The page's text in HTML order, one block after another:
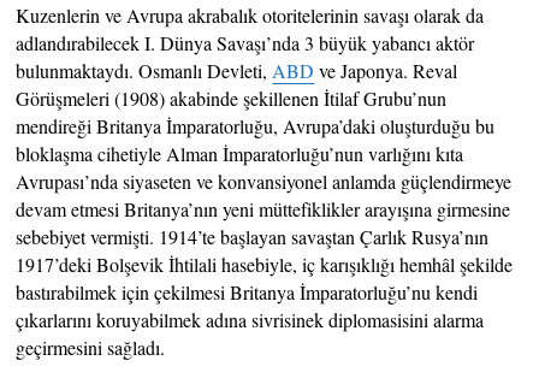
Kuzenlerin ve Avrupa akrabalık otoritelerinin savaşı olarak da
adlandırabilecek I. Dünya Savaşı’nda 3 büyük yabancı aktör
bulunmaktaydı. Osmanlı Devleti, ABD ve Japonya. Reval
Görüşmeleri (1908) akabinde şekillenen İtilaf Grubu’nun
mendireği Britanya İmparatorluğu, Avrupa’daki oluşturduğu bu
bloklaşma cihetiyle Alman İmparatorluğu’nun varlığını kıta
Avrupası’nda siyaseten ve konvansiyonel anlamda güçlendirmeye
devam etmesi Britanya’nın yeni müttefiklikler arayışına girmesine
sebebiyet vermişti. 1914’te başlayan savaştan Çarlık Rusya’nın
1917’deki Bolşevik İhtilali hasebiyle, iç karışıklığı hemhâl şekilde
bastırabilmek için çekilmesi Britanya İmparatorluğu’nu kendi
çıkarlarını koruyabilmek adına sivrisinek diplomasisini alarma
geçirmesini sağladı.